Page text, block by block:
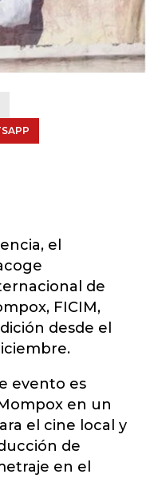
el
de
FICIM,
desde el
evento es
en un
el cine local y
de
en el